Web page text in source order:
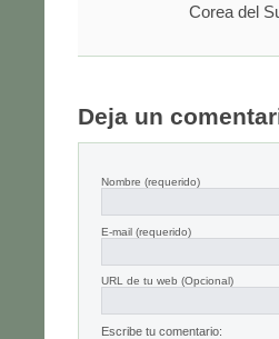
Corea del
Deja un
Nombre (requerido)
E-mail (requerido)
URL de tu web (Opcional)
Escribe tu comentario: